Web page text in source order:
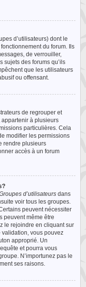
d’utilisateurs) dont le
du forum. Ils
de verrouiller,
sujets des forums qu’ils
que les utilisateurs
ou offensant.
de regrouper et
à plusieurs
particulières. Cela
modifier les permissions
rendre plusieurs
accès à un forum
d’utilisateurs dans
voir tous les groupes.
peuvent nécessiter
peuvent même être
le rejoindre en cliquant sur
validation, vous pouvez
approprié. Un
et pourra vous
N’importunez pas le
ses raisons.